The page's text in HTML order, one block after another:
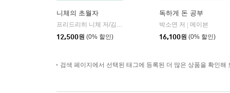
니체의 초월자
프리드리히 니체 저/김철 편역
12,500원 (0% 할인)
독하게 돈 공부
박소연 저
메이븐
16,100원 (0% 할인)
검색 페이지에서 선택된 태그에 등록된 더 많은 상품을 확인해